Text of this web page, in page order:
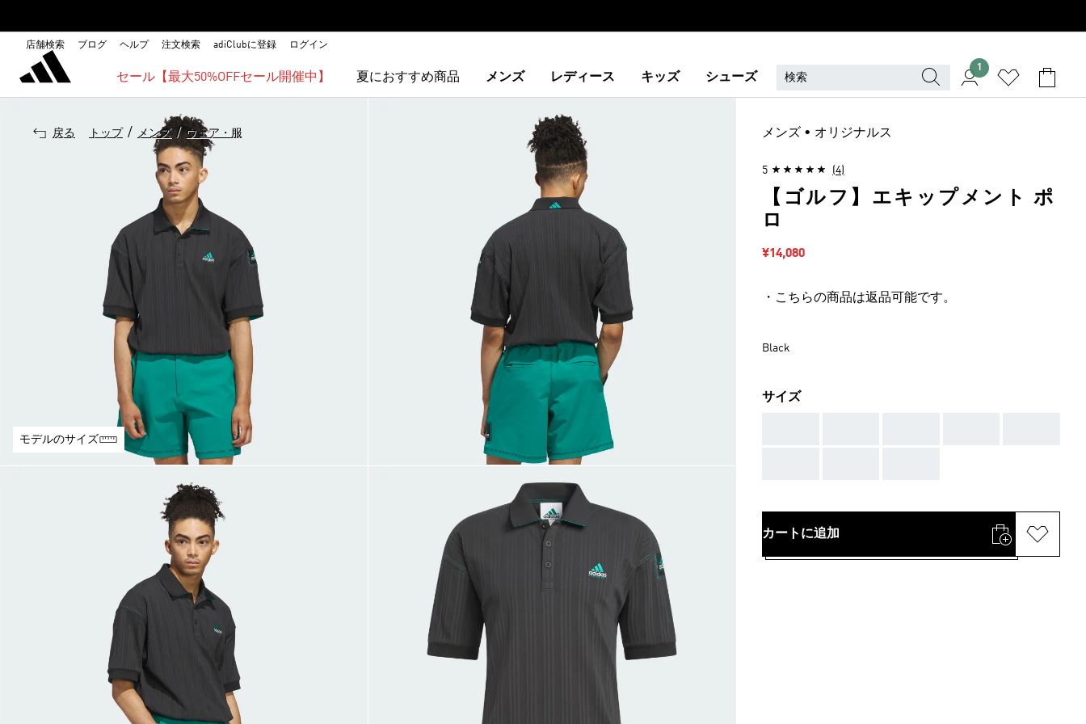
店舗検索 ブログ ヘルプ 注文検索 adiClubに登録 ログイン
セール【最大50%OFFセール開催中】 夏におすすめ商品 メンズ レディース キッズ シューズ
1
戻る トップ / メンズ / ウェア・服
モデルのサイズ
メンズ • オリジナルス
5 (4)
【ゴルフ】エキップメント ポ
ロ
セール価格
¥14,080
・こちらの商品は返品可能です。
Black
サイズ
カートに追加